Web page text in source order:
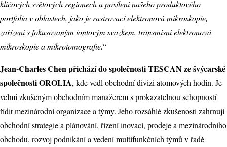
klíčových světových regionech a posílení našeho produktového
portfolia v oblastech, jako je rastrovací elektronová mikroskopie,
zařízení s fokusovaným iontovým svazkem, transmisní elektronová
mikroskopie a mikrotomografie.“
Jean-Charles Chen přichází do společnosti TESCAN ze švýcarské
společnosti OROLIA, kde vedl obchodní divizi atomových hodin. Je
velmi zkušeným obchodním manažerem s prokazatelnou schopností
řídit mezinárodní organizace a týmy. Jeho rozsáhlé zkušenosti zahrnují
obchodní strategie a plánování, řízení inovací, prodeje a mezinárodního
obchodu, rozvoj podnikání a vedení multifunkčních týmů v řadě